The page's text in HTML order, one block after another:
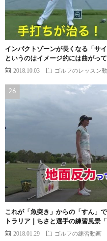
インパクトゾーンが長くなる「サ
というのはイメージ的には曲がっ
2018.10.03 ゴルフのレッスン
これが「魚突き」からの「すん」
トラリア｜ちさと選手の練習風景
2018.01.29 ゴルフの練習動画